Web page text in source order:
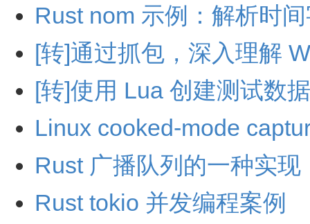
Rust nom 示例：解析时
[转]通过抓包，深入理解
[转]使用 Lua 创建测试数据
Linux cooked-mode
Rust 广播队列的一种实现
Rust tokio 并发编程案例